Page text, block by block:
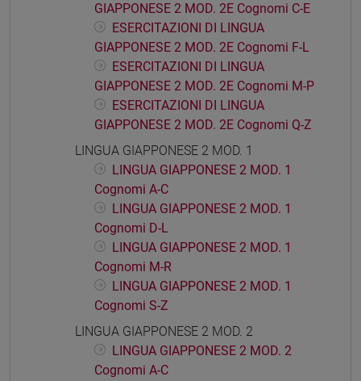
GIAPPONESE 2 MOD. 2E Cognomi C-E
ESERCITAZIONI DI LINGUA
GIAPPONESE 2 MOD. 2E Cognomi F-L
ESERCITAZIONI DI LINGUA
GIAPPONESE 2 MOD. 2E Cognomi M-P
ESERCITAZIONI DI LINGUA
GIAPPONESE 2 MOD. 2E Cognomi Q-Z
LINGUA GIAPPONESE 2 MOD. 1
LINGUA GIAPPONESE 2 MOD. 1
Cognomi A-C
LINGUA GIAPPONESE 2 MOD. 1
Cognomi D-L
LINGUA GIAPPONESE 2 MOD. 1
Cognomi M-R
LINGUA GIAPPONESE 2 MOD. 1
Cognomi S-Z
LINGUA GIAPPONESE 2 MOD. 2
LINGUA GIAPPONESE 2 MOD. 2
Cognomi A-C